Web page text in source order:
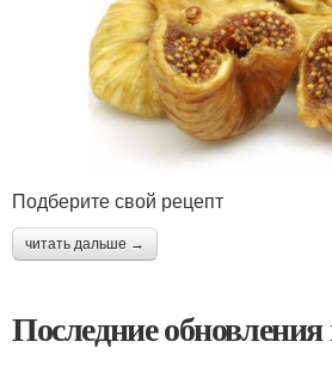
Подберите свой рецепт
читать дальше →
Последние обновления